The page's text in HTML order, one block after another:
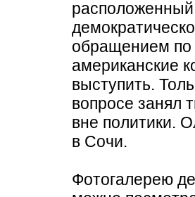
обращением
американские
выступить.
вопросе занял
вне политики.
в Сочи.
Фотогалерею